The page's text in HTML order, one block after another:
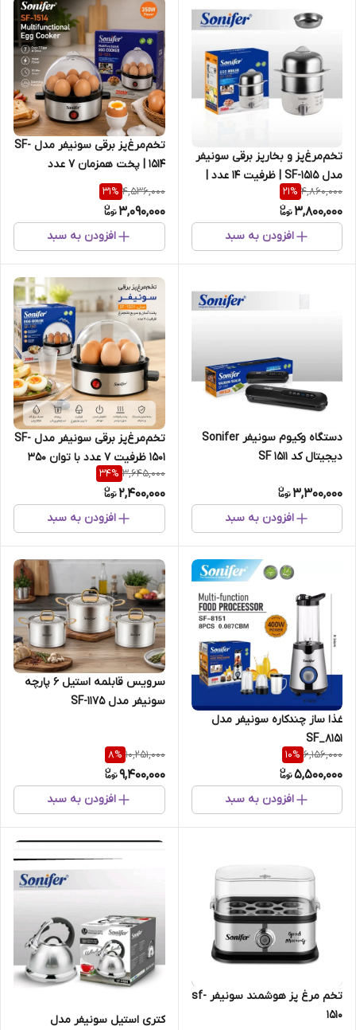
تخم‌مرغ‌پز و بخارپز برقی سونیفر
مدل SF-1515 | ظرفیت ۱۴ عدد |
توان ۳۵۰ وات
4,860,000
21%
3,800,000
افزودن به سبد
تخم‌مرغ‌پز برقی سونیفر مدل SF-
1514 | پخت همزمان ۷ عدد
تخم‌مرغ | توان ۳۵۰ وات
4,536,000
31%
3,090,000
افزودن به سبد
دستگاه وکیوم سونیفر Sonifer
دیجیتال کد SF 1511
3,300,000
افزودن به سبد
تخم‌مرغ‌پز برقی سونیفر مدل SF-
1501 ظرفیت 7 عدد با توان 350
وات
3,645,000
34%
2,400,000
افزودن به سبد
غذا ساز چندکاره سونیفر مدل
SF_8151
6,156,000
10%
5,500,000
افزودن به سبد
سرویس قابلمه استیل ۶ پارچه
سونیفر مدل SF-1175
10,251,000
8%
9,400,000
افزودن به سبد
تخم مرغ پز هوشمند سونیفر sf-
1510
کتری استیل سونیفر مدل